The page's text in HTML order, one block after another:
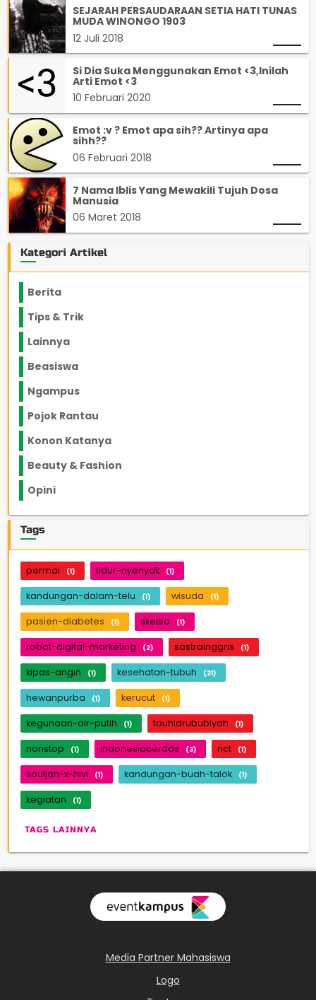
SEJARAH PERSAUDARAAN SETIA HATI TUNAS
MUDA WINONGO 1903
12 Juli 2018
Si Dia Suka Menggunakan Emot <3,Inilah
Arti Emot <3
10 Februari 2020
Emot :v ? Emot apa sih?? Artinya apa
sihh??
06 Februari 2018
7 Nama Iblis Yang Mewakili Tujuh Dosa
Manusia
06 Maret 2018
Kategori Artikel
Berita
Tips & Trik
Lainnya
Beasiswa
Ngampus
Pojok Rantau
Konon Katanya
Beauty & Fashion
Opini
Tags
permai (1) tidur-nyenyak (1)
kandungan-dalam-telu (1) wisuda (1)
pasien-diabetes (1) sketsa (1)
robot-digital-marketing (2) sastrainggris (1)
kipas-angin (1) kesehatan-tubuh (21)
hewanpurba (1) kerucut (1)
kegunaan-air-putih (1) tauhidrububiyah (1)
nonstop (1) indonesiacerdas (3) nct (1)
souljah-x-hivi (1) kandungan-buah-talok (1)
kegiatan (1)
TAGS LAINNYA
Media Partner Mahasiswa
Logo